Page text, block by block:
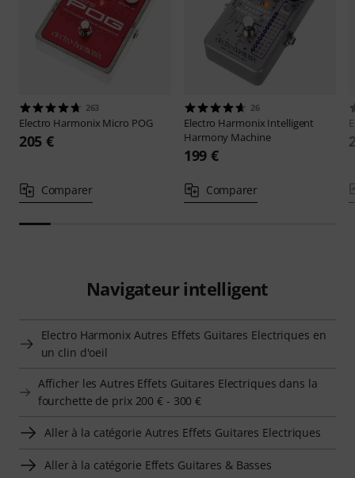
263
Electro Harmonix Micro POG
205 €
Comparer
26
Electro Harmonix Intelligent
Harmony Machine
199 €
Comparer
Navigateur intelligent
Electro Harmonix Autres Effets Guitares Electriques en
un clin d'oeil
Afficher les Autres Effets Guitares Electriques dans la
fourchette de prix 200 € - 300 €
Aller à la catégorie Autres Effets Guitares Electriques
Aller à la catégorie Effets Guitares & Basses